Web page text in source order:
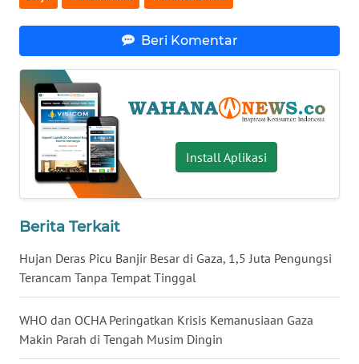
Beri Komentar
Install Aplikasi
Berita Terkait
Hujan Deras Picu Banjir Besar di Gaza, 1,5 Juta Pengungsi
Terancam Tanpa Tempat Tinggal
WHO dan OCHA Peringatkan Krisis Kemanusiaan Gaza
Makin Parah di Tengah Musim Dingin
BANTEN
WN
NTT
WN
WN
PAPUA
WN
PAPUA
BARAT